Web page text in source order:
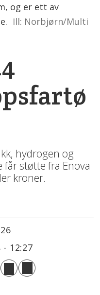
og er ett av
Ill: Norbjørn/Multi
hydrogen og
støtte fra Enova
kroner.
- 12:27